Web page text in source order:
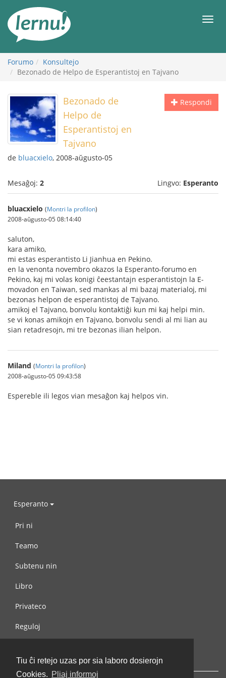
Tiu ĉi retejo uzas por sia laboro dosierojn
Cookies. Pliaj informoj
enhavo
Forumo
Konsultejo
Bezonado de Helpo de Esperantistoj en Tajvano
Respondi
Bezonado de
Helpo de
Esperantistoj en
Tajvano
de bluacxielo, 2008-aŭgusto-05
Mesaĝoj: 2 Lingvo: Esperanto
bluacxielo (Montri la profilon)
2008-aŭgusto-05 08:14:40
saluton,
kara amiko,
mi estas esperantisto Li Jianhua en Pekino.
en la venonta novembro okazos la Esperanto-forumo en
Pekino, kaj mi volas konigi ĉeestantajn esperantistojn la E-
movadon en Taiwan, sed mankas al mi bazaj materialoj, mi
bezonas helpon de esperantistoj de Tajvano.
amikoj el Tajvano, bonvolu kontaktiĝi kun mi kaj helpi min.
se vi konas amikojn en Tajvano, bonvolu sendi al mi lian au
sian retadresojn, mi tre bezonas ilian helpon.
Miland (Montri la profilon)
2008-aŭgusto-05 09:43:58
Espereble ili legos vian mesaĝon kaj helpos vin.
Esperanto
Pri ni
Teamo
Subtenu nin
Libro
Privateco
Reguloj